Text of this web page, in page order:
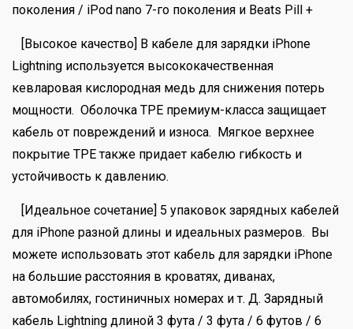
поколения / iPod nano 7-го поколения и Beats Pill +
[Высокое качество] В кабеле для зарядки iPhone
Lightning используется высококачественная
кевларовая кислородная медь для снижения потерь
мощности. Оболочка TPE премиум-класса защищает
кабель от повреждений и износа. Мягкое верхнее
покрытие TPE также придает кабелю гибкость и
устойчивость к давлению.
[Идеальное сочетание] 5 упаковок зарядных кабелей
для iPhone разной длины и идеальных размеров. Вы
можете использовать этот кабель для зарядки iPhone
на большие расстояния в кроватях, диванах,
автомобилях, гостиничных номерах и т. Д. Зарядный
кабель Lightning длиной 3 фута / 3 фута / 6 футов / 6